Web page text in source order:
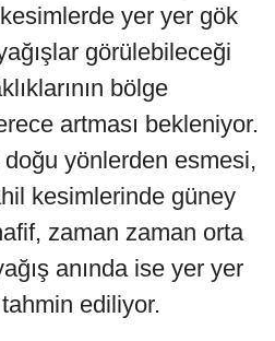
yer yer gök
görülebileceği
bölge
artması bekleniyor.
yönlerden esmesi,
kesimlerinde güney
zaman zaman orta
anında ise yer yer
ediliyor.